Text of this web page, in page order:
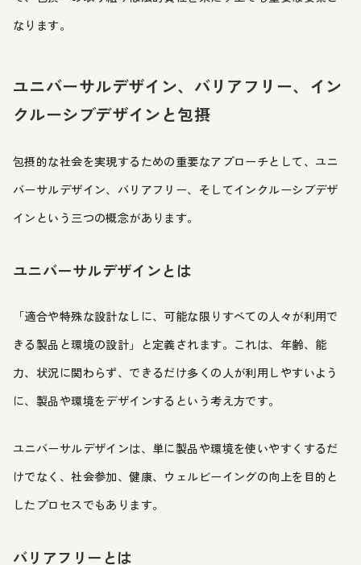
なります。
ユニバーサルデザイン、バリアフリー、イン
クルーシブデザインと包摂
包摂的な社会を実現するための重要なアプローチとして、ユニ
バーサルデザイン、バリアフリー、そしてインクルーシブデザ
インという三つの概念があります。
ユニバーサルデザインとは
「適合や特殊な設計なしに、可能な限りすべての人々が利用で
きる製品と環境の設計」と定義されます。これは、年齢、能
力、状況に関わらず、できるだけ多くの人が利用しやすいよう
に、製品や環境をデザインするという考え方です。
ユニバーサルデザインは、単に製品や環境を使いやすくするだ
けでなく、社会参加、健康、ウェルビーイングの向上を目的と
したプロセスでもあります。
バリアフリーとは